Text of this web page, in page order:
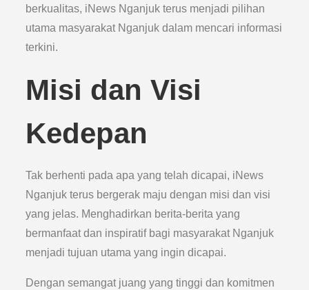
berkualitas, iNews Nganjuk terus menjadi pilihan
utama masyarakat Nganjuk dalam mencari informasi
terkini.
Misi dan Visi
Kedepan
Tak berhenti pada apa yang telah dicapai, iNews
Nganjuk terus bergerak maju dengan misi dan visi
yang jelas. Menghadirkan berita-berita yang
bermanfaat dan inspiratif bagi masyarakat Nganjuk
menjadi tujuan utama yang ingin dicapai.
Dengan semangat juang yang tinggi dan komitmen